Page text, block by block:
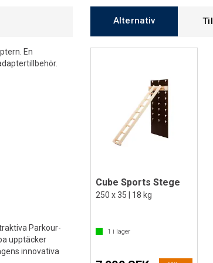
En
Parkour-
upptäcker
innovativa
Alternativ
Cube Sports Stege
250 x 35 | 18 kg
1 i lager